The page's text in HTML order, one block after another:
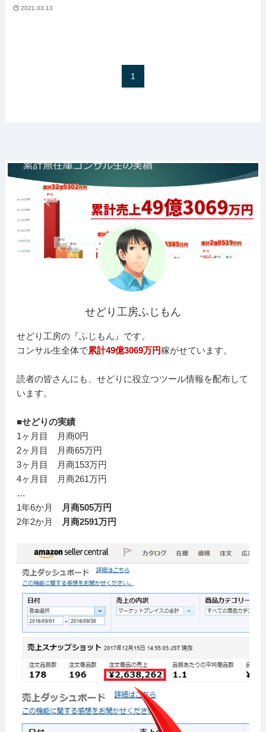
2021.03.13
1
せどり工房ふじもん
せどり工房の『ふじもん』です。
コンサル生全体で累計49億3069万円稼がせています。
読者の皆さんにも、せどりに役立つツール情報を配布して
います。
■せどりの実績
1ヶ月目 月商0円
2ヶ月目 月商65万円
3ヶ月目 月商153万円
4ヶ月目 月商261万円
…
1年6か月
月商505万円
2年2か月
月商2591万円